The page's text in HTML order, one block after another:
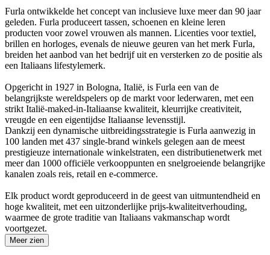
Furla ontwikkelde het concept van inclusieve luxe meer dan 90 jaar
geleden. Furla produceert tassen, schoenen en kleine leren
producten voor zowel vrouwen als mannen. Licenties voor textiel,
brillen en horloges, evenals de nieuwe geuren van het merk Furla,
breiden het aanbod van het bedrijf uit en versterken zo de positie als
een Italiaans lifestylemerk.
Opgericht in 1927 in Bologna, Italië, is Furla een van de
belangrijkste wereldspelers op de markt voor lederwaren, met een
strikt Italië-maked-in-Italiaanse kwaliteit, kleurrijke creativiteit,
vreugde en een eigentijdse Italiaanse levensstijl.
Dankzij een dynamische uitbreidingsstrategie is Furla aanwezig in
100 landen met 437 single-brand winkels gelegen aan de meest
prestigieuze internationale winkelstraten, een distributienetwerk met
meer dan 1000 officiële verkooppunten en snelgroeiende belangrijke
kanalen zoals reis, retail en e-commerce.
Elk product wordt geproduceerd in de geest van uitmuntendheid en
hoge kwaliteit, met een uitzonderlijke prijs-kwaliteitverhouding,
waarmee de grote traditie van Italiaans vakmanschap wordt
voortgezet.
Meer zien